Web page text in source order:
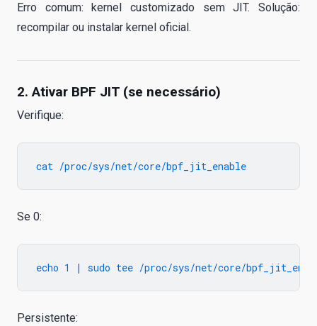
Erro comum: kernel customizado sem JIT. Solução:
recompilar ou instalar kernel oficial.
2. Ativar BPF JIT (se necessário)
Verifique:
Se 0:
Persistente: